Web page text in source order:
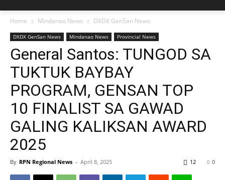
Home Mindanao News DXDX GenSan News
DXDX GenSan News Mindanao News Provincial News
General Santos: TUNGOD SA
TUKTUK BAYBAY
PROGRAM, GENSAN TOP
10 FINALIST SA GAWAD
GALING KALIKSAN AWARD
2025
By RPN Regional News - April 8, 2025 0
12